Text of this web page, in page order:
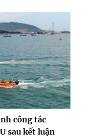
công tác
sau kết luận